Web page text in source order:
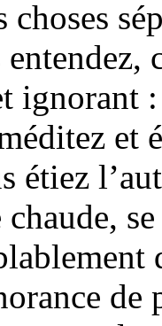
choses
ignorant
et
étiez
chaude,
de